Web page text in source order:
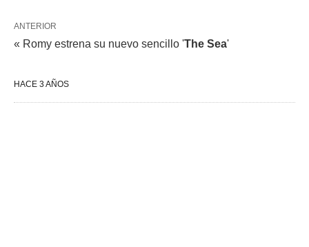
ANTERIOR
« Romy estrena su nuevo sencillo 'The Sea'
HACE 3 AÑOS